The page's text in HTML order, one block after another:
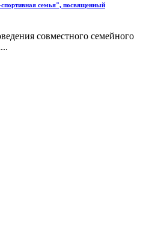
семья", посвященный
совместного семейного